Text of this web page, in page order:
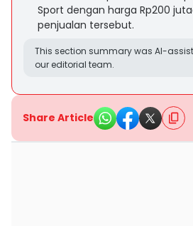
Sport dengan harga Rp200
penjualan tersebut.
This section summary was AI-
our editorial team.
Share Article